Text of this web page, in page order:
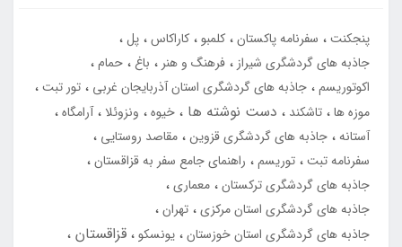
پنجکنت سفرنامه پاکستان کلمبو کاراکاس پل
جاذبه های گردشگری شیراز
فرهنگ و هنر باغ حمام
اکوتوریسم جاذبه های گردشگری استان آذربایجان غربی
تور تبت
موزه ها تاشکند دست نوشته ها خیوه ونزوئلا
آرامگاه
آستانه جاذبه های گردشگری قزوین مقاصد روستایی
سفرنامه تبت توریسم
راهنمای جامع سفر به قزاقستان
جاذبه های گردشگری ترکستان معماری
جاذبه های گردشگری استان مرکزی تهران
جاذبه های گردشگری استان خوزستان یونسکو قزاقستان